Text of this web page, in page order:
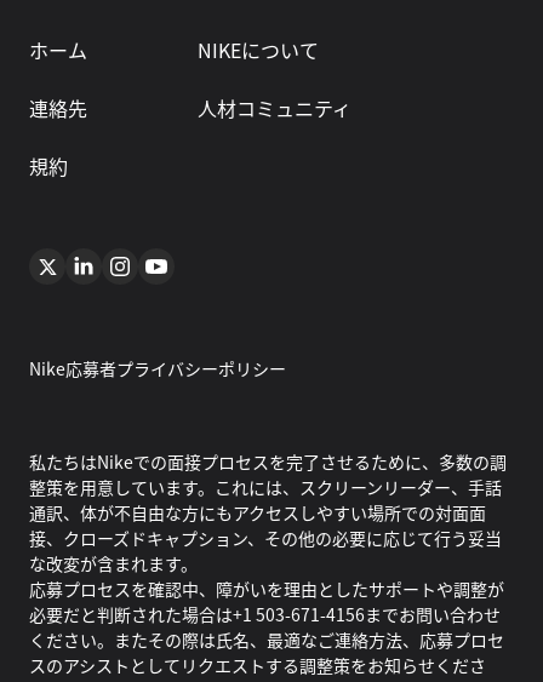
ホーム
NIKEについて
連絡先
人材コミュニティ
規約
Nike応募者プライバシーポリシー
私たちはNikeでの面接プロセスを完了させるために、多数の調
整策を用意しています。これには、スクリーンリーダー、手話
通訳、体が不自由な方にもアクセスしやすい場所での対面面
接、クローズドキャプション、その他の必要に応じて行う妥当
な改変が含まれます。
応募プロセスを確認中、障がいを理由としたサポートや調整が
必要だと判断された場合は+1 503-671-4156までお問い合わせ
ください。またその際は氏名、最適なご連絡方法、応募プロセ
スのアシストとしてリクエストする調整策をお知らせくださ